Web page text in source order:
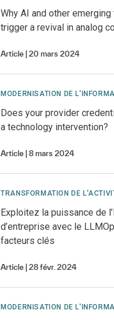
Why AI and other
trigger a revival in analog
Article 20 mars 2024
MODERNISATION DE
Does your provider
a technology intervention?
Article 8 mars 2024
TRANSFORMATION DE
Exploitez la puissance de
d’entreprise avec le
facteurs clés
Article 28 févr. 2024
MODERNISATION DE